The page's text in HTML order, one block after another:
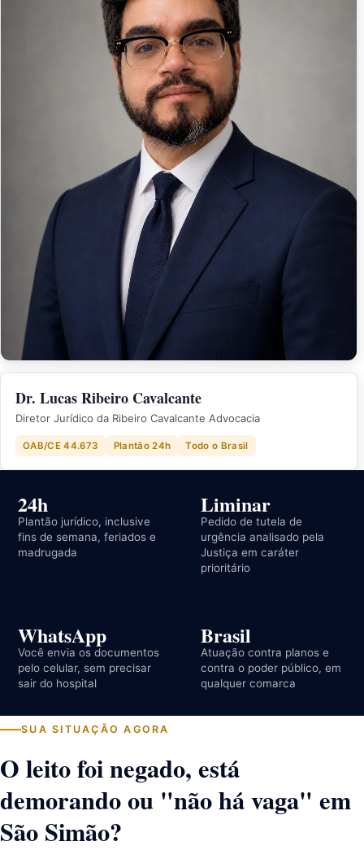
Dr. Lucas Ribeiro Cavalcante
Diretor Jurídico da Ribeiro Cavalcante Advocacia
OAB/CE 44.673 Plantão 24h Todo o Brasil
24h
Plantão jurídico, inclusive
fins de semana, feriados e
madrugada
Liminar
Pedido de tutela de
urgência analisado pela
Justiça em caráter
prioritário
WhatsApp
Você envia os documentos
pelo celular, sem precisar
sair do hospital
Brasil
Atuação contra planos e
contra o poder público, em
qualquer comarca
SUA SITUAÇÃO AGORA
O leito foi negado, está
demorando ou "não há vaga" em
São Simão?